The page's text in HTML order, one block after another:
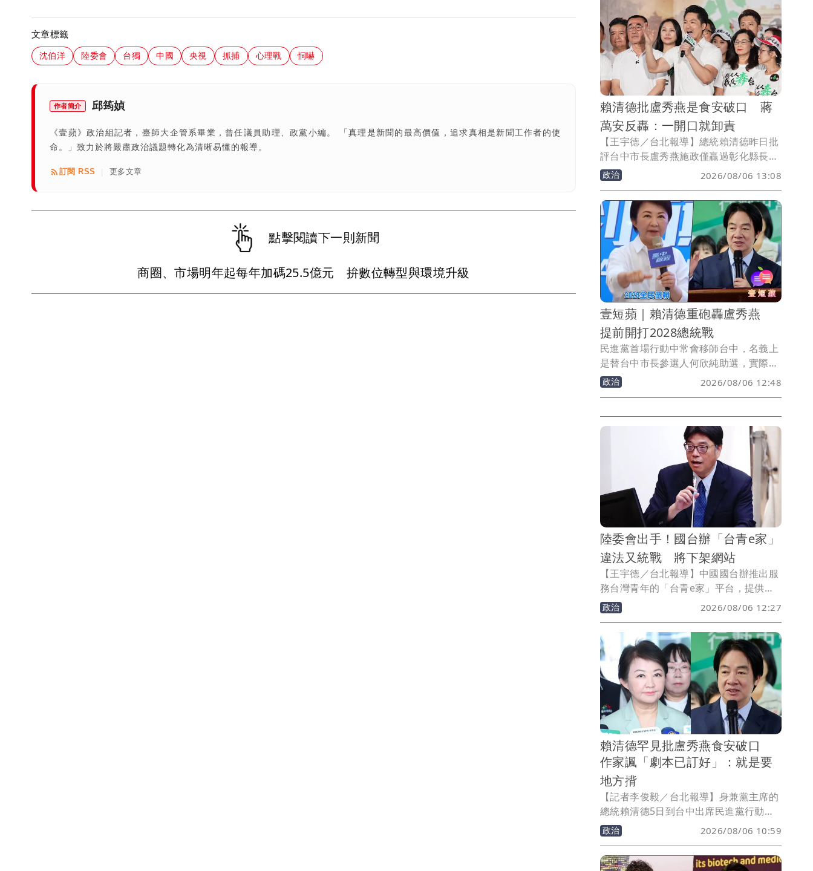
文章標籤
沈伯洋 陸委會 台獨 中國 央視 抓捕 心理戰 恫嚇
作者簡介 邱筠媜
《壹蘋》政治組記者，臺師大企管系畢業，曾任議員助理、政黨小編。 「真理是新聞的最高價值，追求真相是新聞工作者的使
命。」致力於將嚴肅政治議題轉化為清晰易懂的報導。
訂閱 RSS | 更多文章
點擊閱讀下一則新聞
商圈、市場明年起每年加碼25.5億元 拚數位轉型與環境升級
51.71%，領先民進黨立委沈伯洋的1萬
3884票、46.66%，雙方相差1502票，蔣
萬安只有小勝5.05個百分點；另有484
人、占1.63%表示「還沒決定」。
賴清德批盧秀燕是食安破口 蔣
萬安反轟：一開口就卸責
【王宇德／台北報導】總統賴清德昨日批
評台中市長盧秀燕施政僅贏過彰化縣長，
還指台中是「食安破口」。台北市長蔣萬
安今（6）日重砲回擊，質疑賴清德「神
隱一個多月，一出來講話就是推卸責
任」，並要求中央針對毒油事件說清楚、
負起責任。
政治 2026/08/06 13:08
壹短蘋｜賴清德重砲轟盧秀燕
提前開打2028總統戰
民進黨首場行動中常會移師台中，名義上
是替台中市長參選人何欣純助選，實際卻
成了總統賴清德火力全開猛轟台中市長盧
秀燕的「批盧大會」。從食安、非洲豬
句句鎖定盧秀燕，讓何欣純反而成了配
政治 2026/08/06 12:48
陸委會出手！國台辦「台青e家」
違法又統戰 將下架網站
【王宇德／台北報導】中國國台辦推出服
務台灣青年的「台青e家」平台，提供求
職、實習、升學及交流等服務。陸委會主
委邱垂正表示，該平台涉嫌違反《兩岸人
民關係條例》，更有企圖對台進行「未統
先治」、輿論戰及心理戰的意圖，政府將
協調相關部會研議下架或屏蔽網站，並提
醒台灣青年勿輕易提交個人資料，以免增
加風險。
政治 2026/08/06 12:27
賴清德罕見批盧秀燕食安破口
作家諷「劇本已訂好」：就是要
地方揹
【記者李俊毅／台北報導】身兼黨主席的
總統賴清德5日到台中出席民進黨行動中
常會致詞時火力全開，痛批盧秀燕，指台
中市對台灣來講非常非常重要，「很難想
像這麼重要的直轄市，竟然是非洲豬瘟的
政治 2026/08/06 10:59